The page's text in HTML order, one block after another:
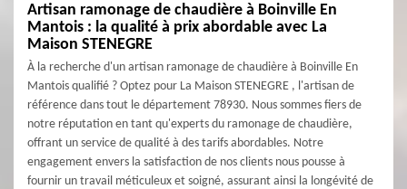
Artisan ramonage de chaudière à Boinville En
Mantois : la qualité à prix abordable avec La
Maison STENEGRE
À la recherche d'un artisan ramonage de chaudière à Boinville En
Mantois qualifié ? Optez pour La Maison STENEGRE , l'artisan de
référence dans tout le département 78930. Nous sommes fiers de
notre réputation en tant qu'experts du ramonage de chaudière,
offrant un service de qualité à des tarifs abordables. Notre
engagement envers la satisfaction de nos clients nous pousse à
fournir un travail méticuleux et soigné, assurant ainsi la longévité de